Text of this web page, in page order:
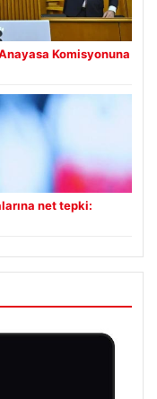
Komisyonuna
net tepki: